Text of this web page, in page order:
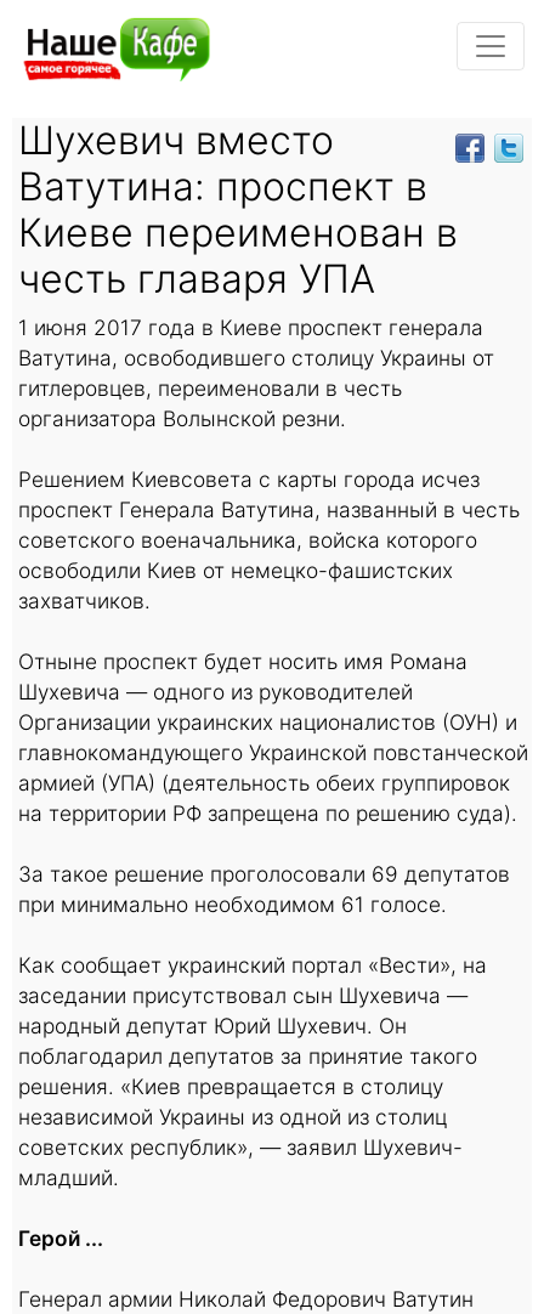
Шухевич вместо
Ватутина: проспект в
Киеве переименован в
честь главаря УПА
1 июня 2017 года в Киеве проспект генерала
Ватутина, освободившего столицу Украины от
гитлеровцев, переименовали в честь
организатора Волынской резни.
Решением Киевсовета с карты города исчез
проспект Генерала Ватутина, названный в честь
советского военачальника, войска которого
освободили Киев от немецко-фашистских
захватчиков.
Отныне проспект будет носить имя Романа
Шухевича — одного из руководителей
Организации украинских националистов (ОУН) и
главнокомандующего Украинской повстанческой
армией (УПА) (деятельность обеих группировок
на территории РФ запрещена по решению суда).
За такое решение проголосовали 69 депутатов
при минимально необходимом 61 голосе.
Как сообщает украинский портал «Вести», на
заседании присутствовал сын Шухевича —
народный депутат Юрий Шухевич. Он
поблагодарил депутатов за принятие такого
решения. «Киев превращается в столицу
независимой Украины из одной из столиц
советских республик», — заявил Шухевич-
младший.
Герой ...
Генерал армии Николай Федорович Ватутин